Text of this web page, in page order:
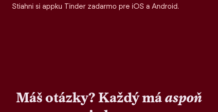
Stiahni si appku Tinder zadarmo pre iOS a Android.
Máš otázky? Každý máaspoň